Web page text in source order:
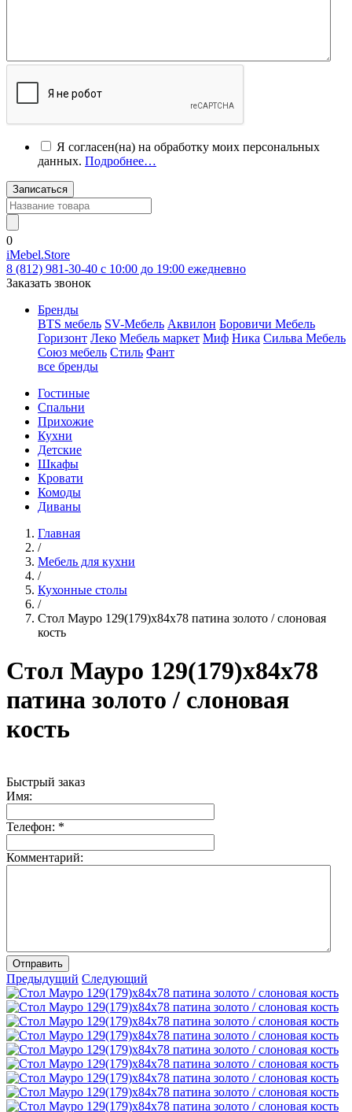
Я согласен(на) на обработку моих персональных
данных. Подробнее…
Записаться
0
iMebel.Store
8 (812) 981-30-40 c 10:00 до 19:00 ежедневно
Заказать звонок
Бренды
BTS мебель SV-Мебель Аквилон Боровичи Мебель
Горизонт Леко Мебель маркет Миф Ника Сильва Мебель
Союз мебель Стиль Фант
все бренды
Гостиные
Спальни
Прихожие
Кухни
Детские
Шкафы
Кровати
Комоды
Диваны
Главная
/
Мебель для кухни
/
Кухонные столы
/
Стол Мауро 129(179)х84х78 патина золото / слоновая
кость
Стол Мауро 129(179)х84х78
патина золото / слоновая
кость
Быстрый заказ
Имя:
Телефон: *
Комментарий:
Отправить
Предыдущий Следующий